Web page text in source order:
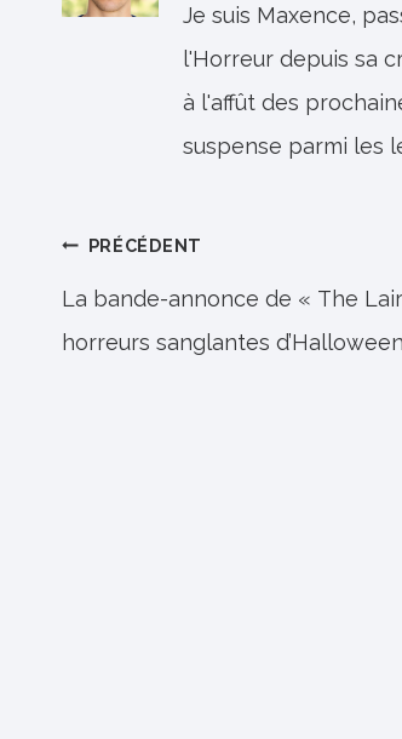
Je suis Maxence,
l'Horreur depuis sa
à l'affût des
suspense parmi les
Navigation
de
l’article
PRÉCÉDENT
La bande-annonce de « The
horreurs sanglantes d’Halloween